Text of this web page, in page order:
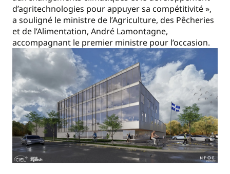
d’agritechnologies pour appuyer sa compétitivité »,
a souligné le ministre de l’Agriculture, des Pêcheries
et de l’Alimentation, André Lamontagne,
accompagnant le premier ministre pour l’occasion.